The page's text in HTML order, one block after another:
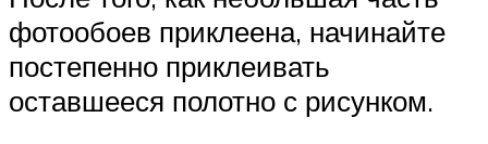
фотообоев приклеена, начинайте
постепенно приклеивать
оставшееся полотно с рисунком.